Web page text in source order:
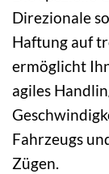
Direzionale
Haftung auf
ermöglicht
agiles
Fahrzeugs
Zügen.